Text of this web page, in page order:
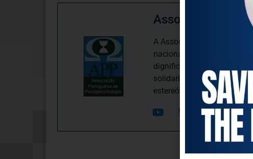
Associação
A Associação Portuguesa
nacional, dedica-se às
dignificação, respeito,
solidariedade
estereótipos negativos